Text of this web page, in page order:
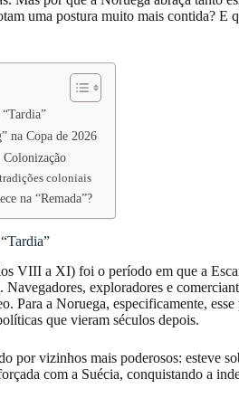
uma postura muito mais contida? E
na Copa de 2026
coloniais
na “Remada”?
VIII a XI) foi o período em que a
exploradores e
Para a Noruega, especificamente, esse
que vieram séculos depois.
por vizinhos mais poderosos: esteve
com a Suécia, conquistando a